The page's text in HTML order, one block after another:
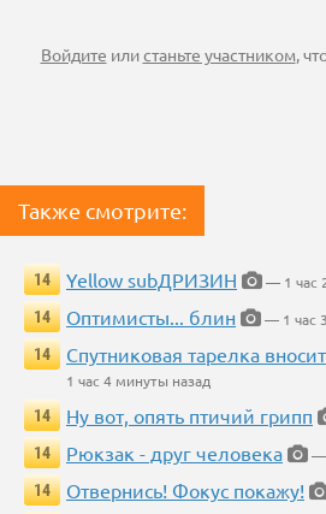
Войдите илистаньте участником,
Также смотрите:
14 Yellow subДРИЗИН
— 1 час
14
Оптимисты... блин
— 1 час
14
Спутниковая тарелка
1 час 4 минуты назад
14
Ну вот, опять птичий грипп
14
Рюкзак - друг человека
—
14
Отвернись! Фокус покажу!